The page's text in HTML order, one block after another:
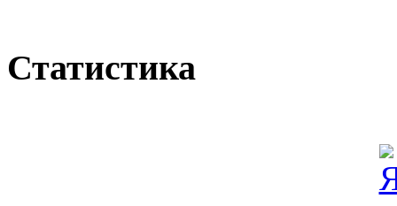
Статистика